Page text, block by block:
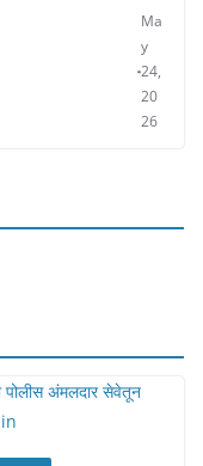
Ma
y
24,
20
26